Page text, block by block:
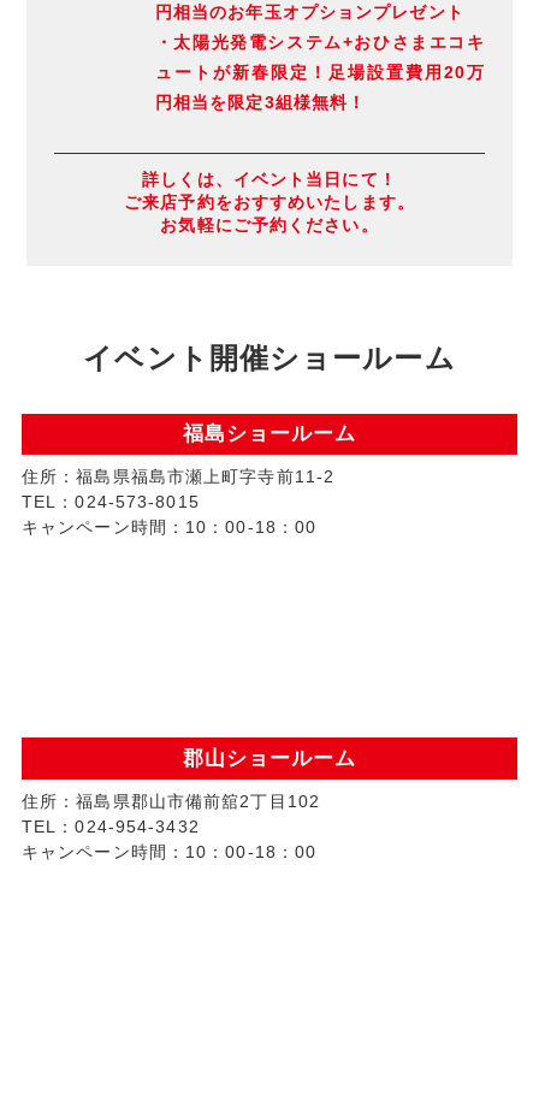
円相当のお年玉オプションプレゼント
・太陽光発電システム+おひさまエコキ
ュートが新春限定！足場設置費用20万
円相当を限定3組様無料！
詳しくは、イベント当日にて！
ご来店予約をおすすめいたします。
お気軽にご予約ください。
イベント開催ショールーム
福島ショールーム
住所：福島県福島市瀬上町字寺前11-2
TEL：024-573-8015
キャンペーン時間：10：00-18：00
郡山ショールーム
住所：福島県郡山市備前舘2丁目102
TEL：024-954-3432
キャンペーン時間：10：00-18：00